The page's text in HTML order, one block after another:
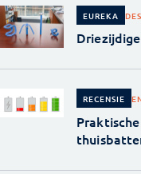
EUREKA
RECENSIE